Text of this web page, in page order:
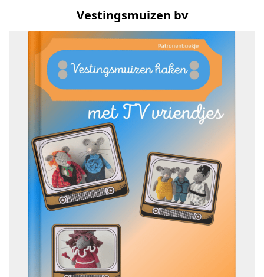
Vestingsmuizen bv